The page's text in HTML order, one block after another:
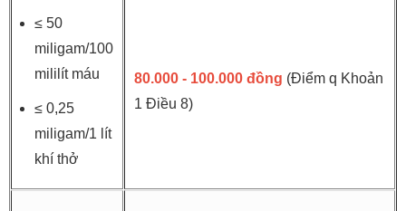
≤ 50
miligam/100
mililít máu
≤ 0,25
miligam/1 lít
khí thở
80.000 - 100.000 đồng (Điểm q Khoản
1 Điều 8)